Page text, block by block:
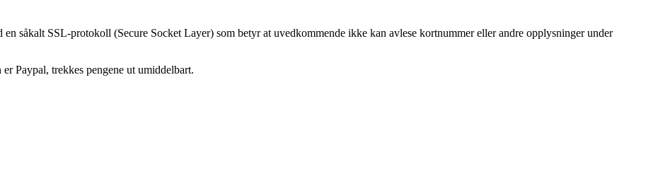
såkalt SSL-protokoll (Secure Socket Layer) som betyr at uvedkommende ikke kan avlese kortnummer eller andre opplysninger under
Paypal, trekkes pengene ut umiddelbart.